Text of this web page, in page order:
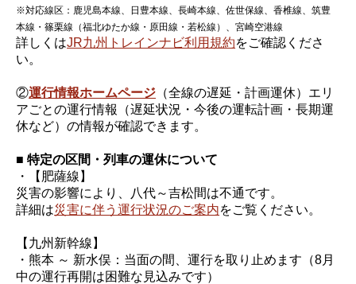
※対応線区：鹿児島本線、日豊本線、長崎本線、佐世保線、香椎線、筑豊
本線・篠栗線（福北ゆたか線・原田線・若松線）、宮崎空港線
詳しくはJR九州トレインナビ利用規約をご確認くださ
い。
②運行情報ホームページ （全線の遅延・計画運休）エリ
アごとの運行情報（遅延状況・今後の運転計画・長期運
休など）の情報が確認できます。
■ 特定の区間・列車の運休について
・【肥薩線】
災害の影響により、八代～吉松間は不通です。
詳細は災害に伴う運行状況のご案内をご覧ください。
【九州新幹線】
・熊本 ～ 新水俣：当面の間、運行を取り止めます（8月
中の運行再開は困難な見込みです）